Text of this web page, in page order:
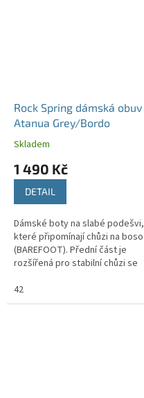
Rock Spring dámská obuv
Atanua Grey/Bordo
Skladem
1 490 Kč
DETAIL
Dámské boty na slabé podešvi,
které připomínají chůzi na boso
(BAREFOOT). Přední část je
rozšířená pro stabilní chůzi se
42